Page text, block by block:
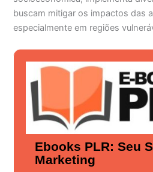
buscam mitigar os impactos das
especialmente em regiões
Ebooks PLR: Seu
Marketing